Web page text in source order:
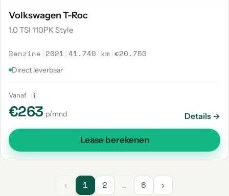
Volkswagen T-Roc
1.0 TSI 110PK Style
Benzine | 2021 |41.740 km |€20.750
Direct leverbaar
Vanaf i
€263 p/mnd Details →
Lease berekenen
‹ 1 2 … 6 ›